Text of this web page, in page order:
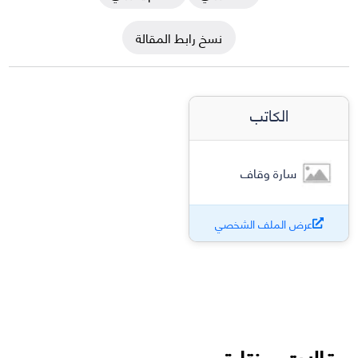
نسخ رابط المقالة
الكاتب
سارة وقاف
عرض الملف الشخصي